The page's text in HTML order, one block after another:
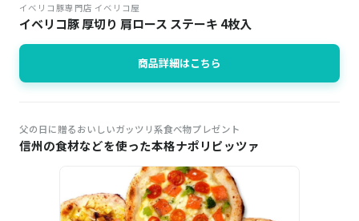
イベリコ豚専門店 イベリコ屋
イベリコ豚 厚切り 肩ロース ステーキ 4枚入
商品詳細はこちら
父の日に贈るおいしいガッツリ系食べ物プレゼント
信州の食材などを使った本格ナポリピッツァ